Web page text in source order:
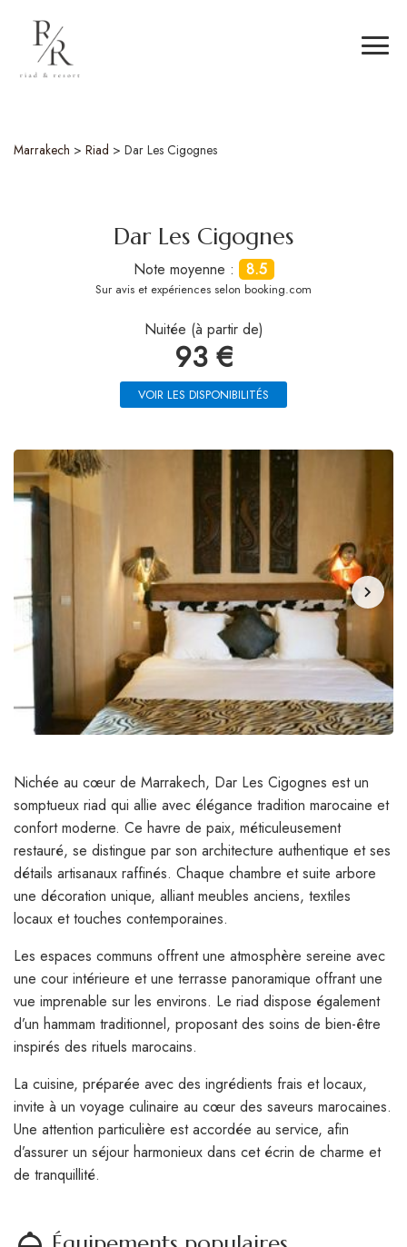
Marrakech > Riad > Dar Les Cigognes
Dar Les Cigognes
Note moyenne : 8.5
Sur avis et expériences selon booking.com
Nuitée (à partir de)
93 €
VOIR LES DISPONIBILITÉS
chevron_right
Nichée au cœur de Marrakech, Dar Les Cigognes est un
somptueux riad qui allie avec élégance tradition marocaine et
confort moderne. Ce havre de paix, méticuleusement
restauré, se distingue par son architecture authentique et ses
détails artisanaux raffinés. Chaque chambre et suite arbore
une décoration unique, alliant meubles anciens, textiles
locaux et touches contemporaines.
Les espaces communs offrent une atmosphère sereine avec
une cour intérieure et une terrasse panoramique offrant une
vue imprenable sur les environs. Le riad dispose également
d’un hammam traditionnel, proposant des soins de bien-être
inspirés des rituels marocains.
La cuisine, préparée avec des ingrédients frais et locaux,
invite à un voyage culinaire au cœur des saveurs marocaines.
Une attention particulière est accordée au service, afin
d’assurer un séjour harmonieux dans cet écrin de charme et
de tranquillité.